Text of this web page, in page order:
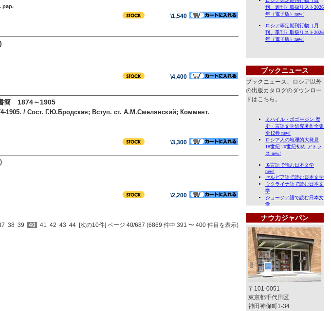
pap.
\1,540
\4,400
簡 1874～1905
1905. / Сост. Г.Ю.Бродская; Вступ. ст. А.М.Смелянский; Коммент.
\3,300
\2,200
38 39 40 41 42 43 44 [次の10件] ページ 40/687 (6869 件中 391 〜 400 件目を表示)
ブックニュース
ブックニュース、ロシア以外
の出版カタログのダウンロー
ドはこちら。
ナウカジャパン
〒101-0051
東京都千代田区
神田神保町1-34